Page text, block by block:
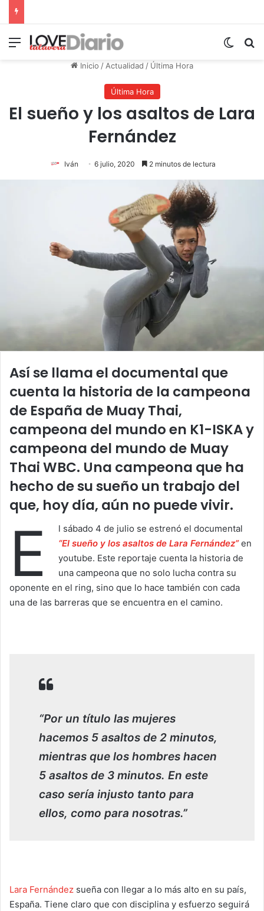
Menú
Inicio /Actualidad / Última Hora
Última Hora
El sueño y los asaltos de Lara
Fernández
Iván 6 julio, 2020 2 minutos de lectura
Así se llama el documental que
cuenta la historia de la campeona
de España de Muay Thai,
campeona del mundo en K1-ISKA y
campeona del mundo de Muay
Thai WBC. Una campeona que ha
hecho de su sueño un trabajo del
que, hoy día, aún no puede vivir.
E
l sábado 4 de julio se estrenó el documental
“El sueño y los asaltos de Lara Fernández”en
youtube. Este reportaje cuenta la historia de
una campeona que no solo lucha contra su
oponente en el ring, sino que lo hace también con cada
una de las barreras que se encuentra en el camino.
“Por un título las mujeres
hacemos 5 asaltos de 2 minutos,
mientras que los hombres hacen
5 asaltos de 3 minutos. En este
caso sería injusto tanto para
ellos, como para nosotras.”
Lara Fernández sueña con llegar a lo más alto en su país,
España. Tiene claro que con disciplina y esfuerzo seguirá